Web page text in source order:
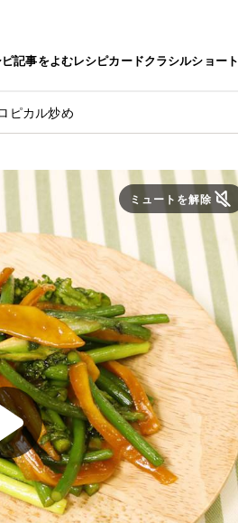
記事をよむレシピカードクラシルショート
ピカル炒め
ミュートを解除